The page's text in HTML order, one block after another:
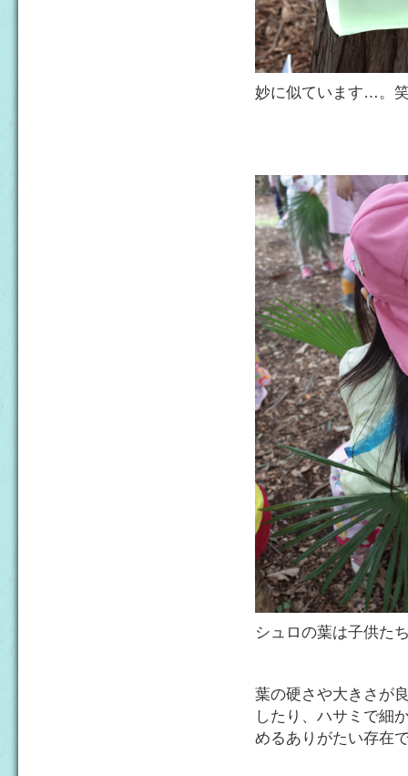
妙に似ています…。
シュロの葉は子供た
葉の硬さや大きさが
したり、ハサミで細
めるありがたい存在